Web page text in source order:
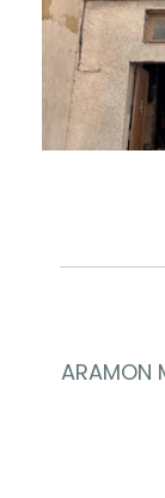
ARAMON